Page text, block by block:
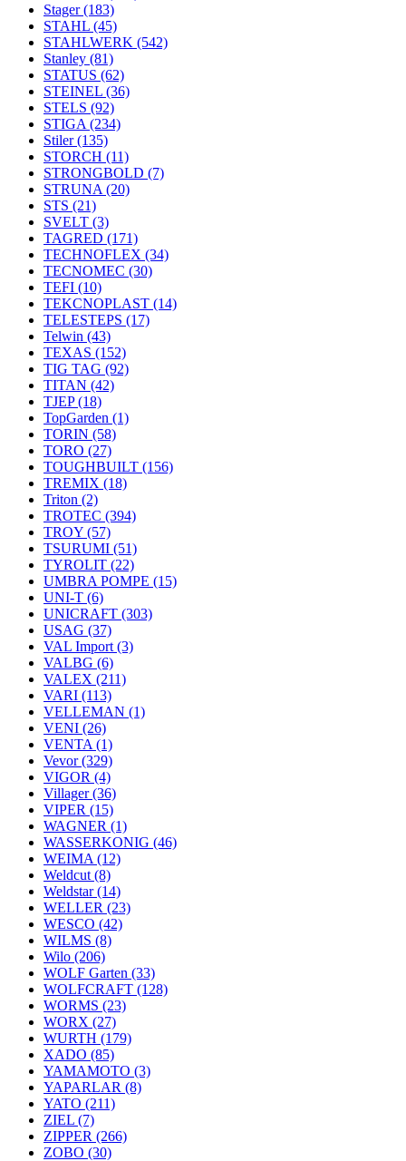
Stager(183)
STAHL (45)
STAHLWERK (542)
Stanley (81)
STATUS (62)
STEINEL (36)
STELS (92)
STIGA (234)
Stiler(135)
STORCH (11)
STRONGBOLD (7)
STRUNA (20)
STS (21)
SVELT (3)
TAGRED (171)
TECHNOFLEX (34)
TECNOMEC (30)
TEFI (10)
TEKCNOPLAST (14)
TELESTEPS (17)
Telwin (43)
TEXAS (152)
TIG TAG (92)
TITAN (42)
TJEP(18)
TopGarden (1)
TORIN (58)
TORO (27)
TOUGHBUILT (156)
TREMIX (18)
Triton (2)
TROTEC (394)
TROY (57)
TSURUMI (51)
TYROLIT (22)
UMBRA POMPE (15)
UNI-T (6)
UNICRAFT (303)
USAG (37)
VAL Import (3)
VALBG (6)
VALEX (211)
VARI (113)
VELLEMAN (1)
VENI (26)
VENTA (1)
Vevor(329)
VIGOR (4)
Villager(36)
VIPER (15)
WAGNER (1)
WASSERKONIG (46)
WEIMA (12)
Weldcut (8)
Weldstar(14)
WELLER (23)
WESCO (42)
WILMS (8)
Wilo (206)
WOLF Garten (33)
WOLFCRAFT (128)
WORMS (23)
WORX (27)
WURTH (179)
XADO (85)
YAMAMOTO (3)
YAPARLAR (8)
YATO (211)
ZIEL (7)
ZIPPER (266)
ZOBO (30)